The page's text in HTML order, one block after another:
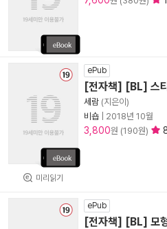
미리읽기
ePub
[전자책] [BL] 스
세람 (지은이)
비숍
2018년 10월
3,800원 (190원)
ePub
[전자책] [BL] 모